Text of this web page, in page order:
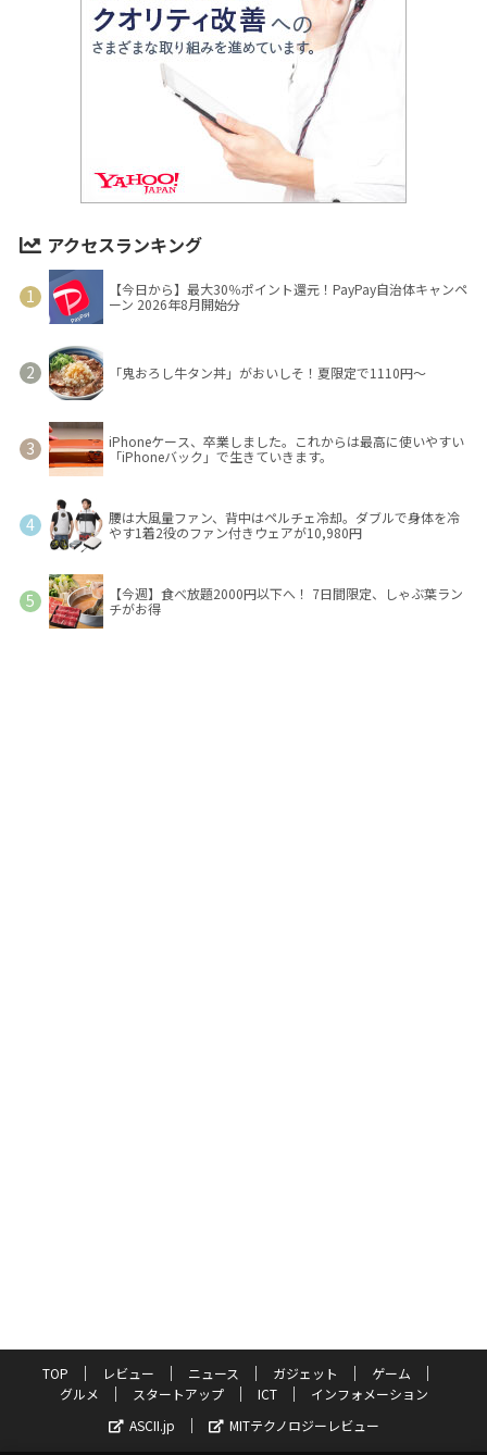
アクセスランキング
【今日から】最大30％ポイント還元！PayPay自治体キャンペ
ーン 2026年8月開始分
「鬼おろし牛タン丼」がおいしそ！夏限定で1110円～
iPhoneケース、卒業しました。これからは最高に使いやすい
「iPhoneバック」で生きていきます。
腰は大風量ファン、背中はペルチェ冷却。ダブルで身体を冷
やす1着2役のファン付きウェアが10,980円
【今週】食べ放題2000円以下へ！ 7日間限定、しゃぶ葉ラン
チがお得
TOP レビュー ニュース ガジェット
ゲーム
グルメ
スタートアップ ICT
インフォメーション
ASCII.jp
MITテクノロジーレビュー